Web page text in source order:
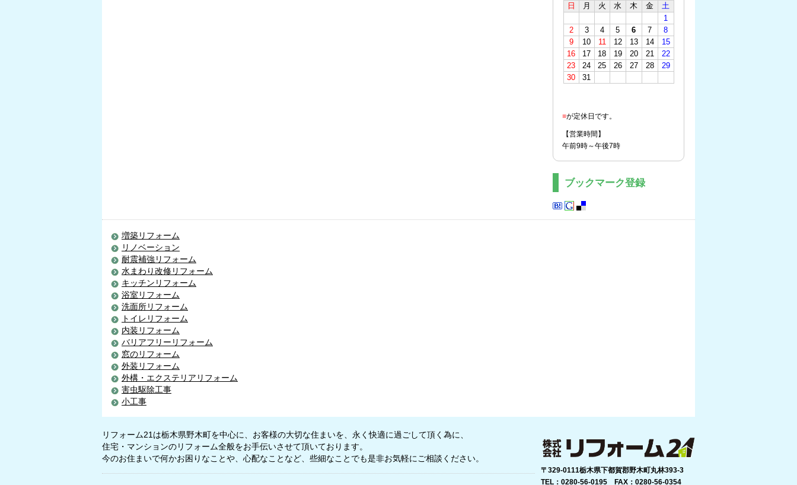
■が定休日です。
【営業時間】
午前9時～午後7時
ブックマーク登録
増築リフォーム
リノベーション
耐震補強リフォーム
水まわり改修リフォーム
キッチンリフォーム
浴室リフォーム
洗面所リフォーム
トイレリフォーム
内装リフォーム
バリアフリーリフォーム
窓のリフォーム
外装リフォーム
外構・エクステリアリフォーム
害虫駆除工事
小工事
リフォーム21は栃木県野木町を中心に、お客様の大切な住まいを、永く快適に過ごして頂く為に、
住宅・マンションのリフォーム全般をお手伝いさせて頂いております。
今のお住まいで何かお困りなことや、心配なことなど、些細なことでも是非お気軽にご相談ください。
〒329-0111栃木県下都賀郡野木町丸林393-3
TEL：0280-56-0195 FAX：0280-56-0354